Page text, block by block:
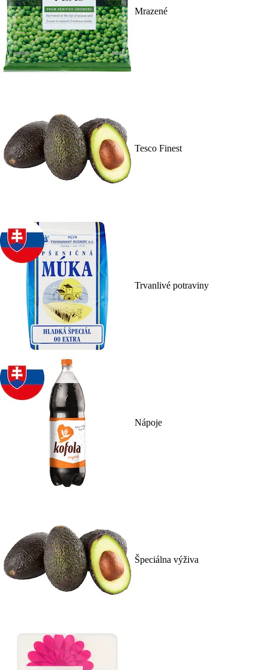
Mrazené
Tesco Finest
Trvanlivé potraviny
Nápoje
Špeciálna výživa